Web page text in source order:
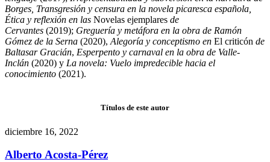
Borges, Transgresión y censura en la novela picaresca española,
Ética y reflexión en las Novelas ejemplares de
Cervantes (2019); Greguería y metáfora en la obra de Ramón
Gómez de la Serna (2020), Alegoría y conceptismo en El criticón de
Baltasar Gracián, Esperpento y carnaval en la obra de Valle-
Inclán (2020) y La novela: Vuelo impredecible hacia el
conocimiento (2021).
Títulos de este autor
diciembre 16, 2022
Alberto Acosta-Pérez